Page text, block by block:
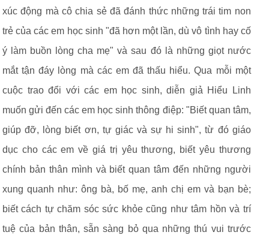
xúc động mà cô chia sẻ đã đánh thức những trái tim non
trẻ của các em học sinh "đã hơn một lần, dù vô tình hay cố
ý làm buồn lòng cha mẹ" và sau đó là những giọt nước
mắt tận đáy lòng mà các em đã thấu hiểu. Qua mỗi một
cuộc trao đổi với các em học sinh, diễn giả Hiểu Linh
muốn gửi đến các em học sinh thông điệp: "Biết quan tâm,
giúp đỡ, lòng biết ơn, tự giác và sự hi sinh", từ đó giáo
dục cho các em về giá trị yêu thương, biết yêu thương
chính bản thân mình và biết quan tâm đến những người
xung quanh như: ông bà, bố mẹ, anh chị em và bạn bè;
biết cách tự chăm sóc sức khỏe cũng như tâm hồn và trí
tuệ của bản thân, sẵn sàng bỏ qua những thú vui trước